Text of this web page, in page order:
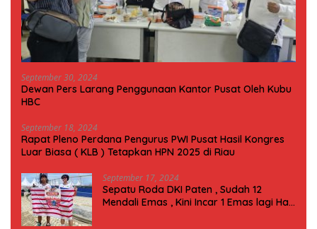
September 30, 2024
Dewan Pers Larang Penggunaan Kantor Pusat Oleh Kubu
HBC
September 18, 2024
Rapat Pleno Perdana Pengurus PWI Pusat Hasil Kongres
Luar Biasa ( KLB ) Tetapkan HPN 2025 di Riau
September 17, 2024
Sepatu Roda DKI Paten , Sudah 12
Mendali Emas , Kini Incar 1 Emas lagi Hari